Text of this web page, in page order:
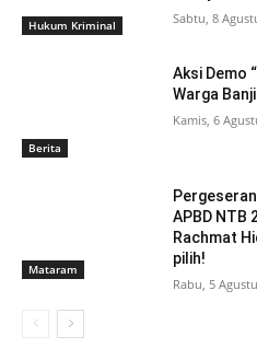
Hukum Kriminal Sabtu, 8
Berita
Aksi Demo
Warga
Kamis, 6
Mataram
APBD NTB
Rachmat
pilih!
Rabu, 5